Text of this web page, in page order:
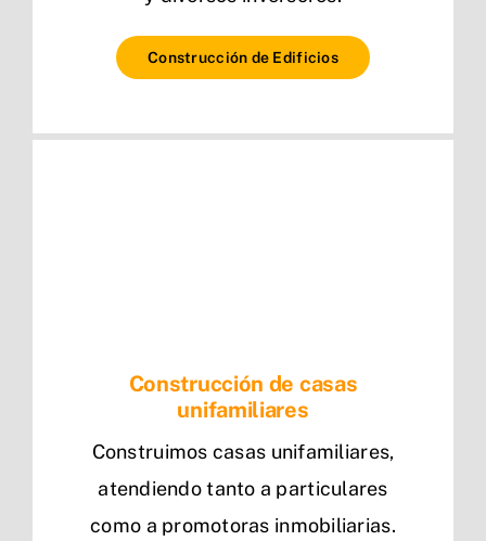
Construcción de Edificios
Construcción de casas
unifamiliares
Construimos casas unifamiliares,
atendiendo tanto a particulares
como a promotoras inmobiliarias.